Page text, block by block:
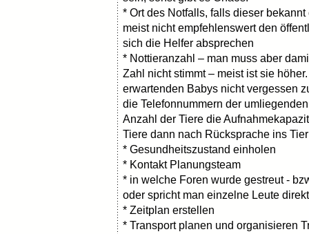
* Ort des Notfalls, falls dieser
meist nicht empfehlenswert den
sich die Helfer absprechen
* Nottieranzahl – man muss aber
Zahl nicht stimmt – meist ist sie
erwartenden Babys nicht vergessen
die Telefonnummern der
Anzahl der Tiere die
Tiere dann nach Rücksprache ins
* Gesundheitszustand einholen
* Kontakt Planungsteam
* in welche Foren wurde gestreut -
oder spricht man einzelne Leute
* Zeitplan erstellen
* Transport planen und organisieren